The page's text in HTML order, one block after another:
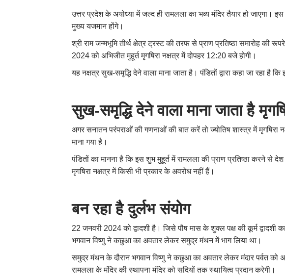
उत्तर प्रदेश के अयोध्या में जल्द ही रामलला का भव्य मंदिर तैयार हो जाएगा।
मुख्य यजमान होंगे।
श्री राम जन्मभूमि तीर्थ क्षेत्र ट्रस्ट की तरफ से प्राण प्रतिष्‍ठा समारोह की
2024 को अभिजीत मुहूर्त मृगषिरा नक्षत्र में दोपहर 12:20 बजे होगी।
यह नक्षत्र सुख-समृद्धि देने वाला माना जाता है। पंडितों द्वारा कहा जा रहा है
सुख-समृद्धि देने वाला माना जाता है
अगर सनातन परंपराओं की गणनाओं की बात करें तो ज्‍योतिष शास्त्र में मृगषिरा
माना गया है।
पंडितों का मानना है कि इस शुभ मुहूर्त में रामलला की प्राण प्रतिष्ठा करने से
मृगषिरा नक्षत्र में किसी भी प्रकार के अवरोध नहीं हैं।
बन रहा है दुर्लभ संयोग
22 जनवरी 2024 को द्वादशी है। जिसे पौष मास के शुक्‍ल पक्ष की कूर्म द्वादशी
भगवान विष्णु ने कछुआ का अवतार लेकर समुद्र मंथन में भाग लिया था।
समुद्र मंथन के दौरान भगवान विष्णु ने कछुआ का अवतार लेकर मंदार पर्वत को
रामलला के मंदिर की स्थापना मंदिर को सदियों तक स्‍थायित्‍व प्रदान करेगी।